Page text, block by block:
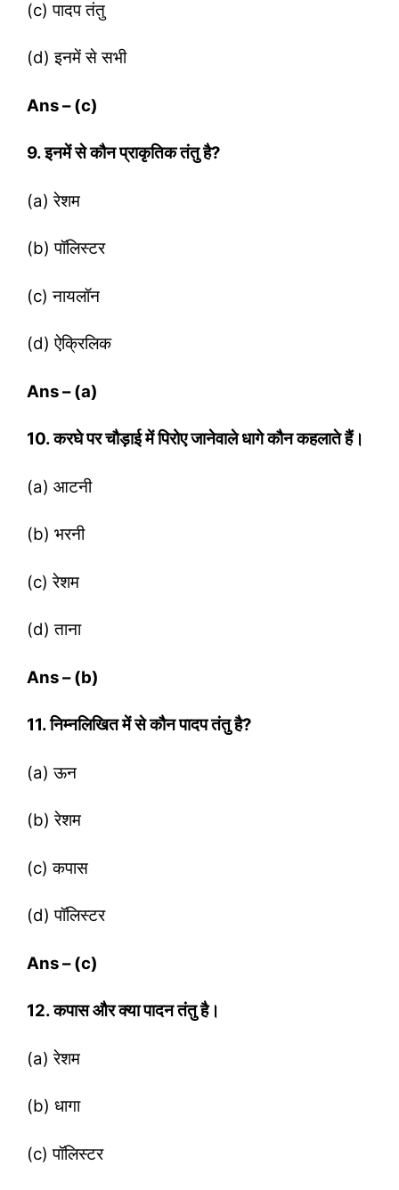
(c) पादप तंतु
(d) इनमें से सभी
Ans – (c)
9. इनमें से कौन प्राकृतिक तंतु है?
(a) रेशम
(b) पॉलिस्‍टर
(c) नायलॉन
(d) ऐक्रिलिक
Ans – (a)
10. करघे पर चौड़ाई में पिरोए जानेवाले धागे कौन कहलाते हैं।
(a) आटनी
(b) भरनी
(c) रेशम
(d) ताना
Ans – (b)
11. निम्‍नलिखित में से कौन पादप तंतु है?
(a) ऊन
(b) रेशम
(c) कपास
(d) पॉलिस्‍टर
Ans – (c)
12. कपास और क्‍या पादन तंतु है।
(a) रेशम
(b) धागा
(c) पॉलिस्‍टर